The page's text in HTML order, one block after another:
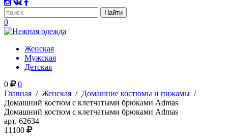
0
Женская
Мужская
Детская
0
0
Главная / Женская / Домашние костюмы и пижамы /
Домашний костюм с клетчатыми брюками Admas
Домашний костюм с клетчатыми брюками Admas
арт. 62634
11100